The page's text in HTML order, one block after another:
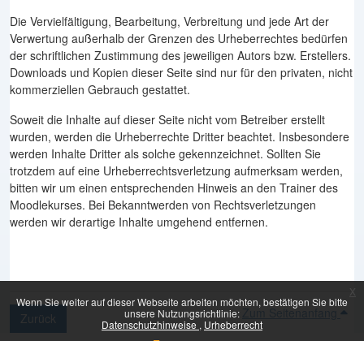
Wenn Sie weiter auf dieser Webseite arbeiten möchten, bestätigen Sie bitte
unsere Nutzungsrichtlinie:
Datenschutzhinweise
Urheberrecht
x
Die Vervielfältigung, Bearbeitung, Verbreitung und jede Art der
Verwertung außerhalb der Grenzen des Urheberrechtes bedürfen
der schriftlichen Zustimmung des jeweiligen Autors bzw. Erstellers.
Downloads und Kopien dieser Seite sind nur für den privaten, nicht
kommerziellen Gebrauch gestattet.
Soweit die Inhalte auf dieser Seite nicht vom Betreiber erstellt
wurden, werden die Urheberrechte Dritter beachtet. Insbesondere
werden Inhalte Dritter als solche gekennzeichnet. Sollten Sie
trotzdem auf eine Urheberrechtsverletzung aufmerksam werden,
bitten wir um einen entsprechenden Hinweis an den Trainer des
Moodlekurses. Bei Bekanntwerden von Rechtsverletzungen
werden wir derartige Inhalte umgehend entfernen.
Zurück Zum Seitenanfang